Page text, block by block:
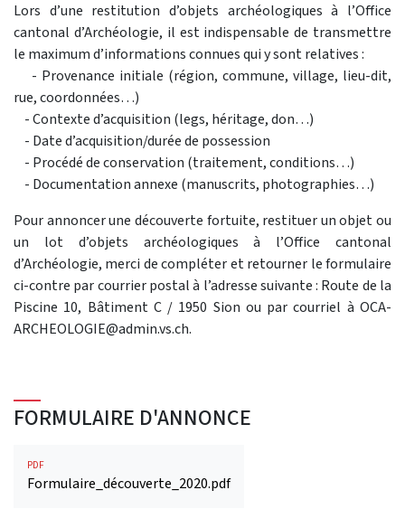
Lors d’une restitution d’objets archéologiques à l’Office
cantonal d’Archéologie, il est indispensable de transmettre
le maximum d’informations connues qui y sont relatives :
- Provenance initiale (région, commune, village, lieu-dit,
rue, coordonnées…)
- Contexte d’acquisition (legs, héritage, don…)
- Date d’acquisition/durée de possession
- Procédé de conservation (traitement, conditions…)
- Documentation annexe (manuscrits, photographies…)
Pour annoncer une découverte fortuite, restituer un objet ou
un lot d’objets archéologiques à l’Office cantonal
d’Archéologie, merci de compléter et retourner le formulaire
ci-contre par courrier postal à l’adresse suivante : Route de la
Piscine 10, Bâtiment C / 1950 Sion ou par courriel à OCA-
ARCHEOLOGIE@admin.vs.ch.
FORMULAIRE D'ANNONCE
PDF
Formulaire_découverte_2020.pdf